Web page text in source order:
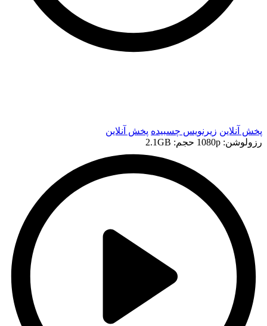
پخش آنلاین زیرنویس چسبیده پخش آنلاین
رزولوشن: 1080p
حجم: 2.1GB